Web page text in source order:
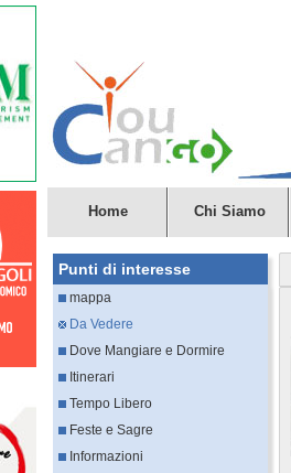
Home Chi Siamo
Punti di interesse
mappa
Da Vedere
Dove Mangiare e Dormire
Itinerari
Tempo Libero
Feste e Sagre
Informazioni